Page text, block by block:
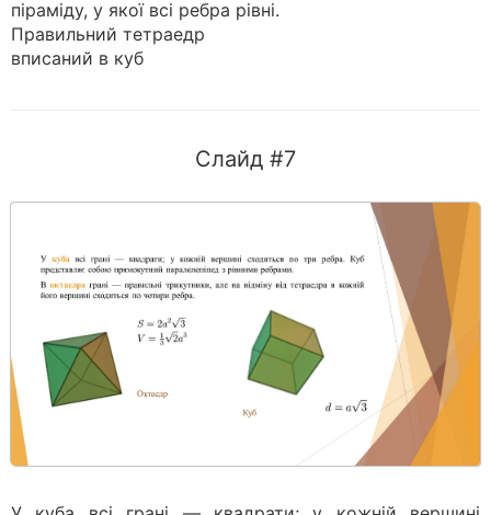
піраміду, у якої всі ребра рівні.
Правильний тетраедр
вписаний в куб
Слайд #7